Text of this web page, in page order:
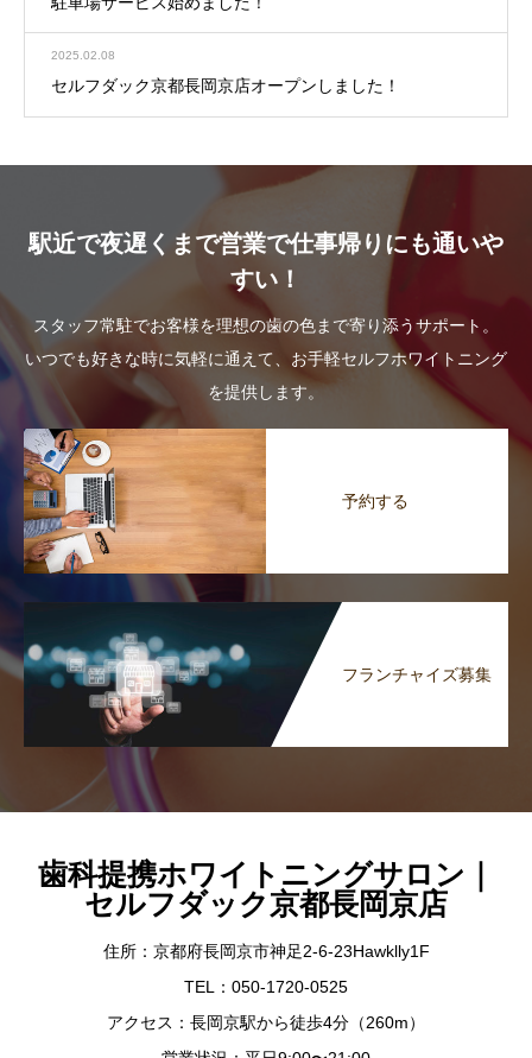
2025.02.08
セルフダック京都長岡京店オープンしました！
駅近で夜遅くまで営業で仕事帰りにも通いや
すい！
スタッフ常駐でお客様を理想の歯の色まで寄り添うサポート。
いつでも好きな時に気軽に通えて、お手軽セルフホワイトニング
を提供します。
予約する
フランチャイズ募集
歯科提携ホワイトニングサロン｜
セルフダック京都長岡京店
住所：京都府長岡京市神足2-6-23Hawklly1F
TEL：050-1720-0525
アクセス：長岡京駅から徒歩4分（260m）